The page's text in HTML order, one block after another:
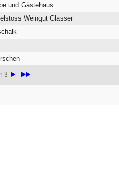
3 ▶ ▶▶
und Gästehaus
Weingut Glasser